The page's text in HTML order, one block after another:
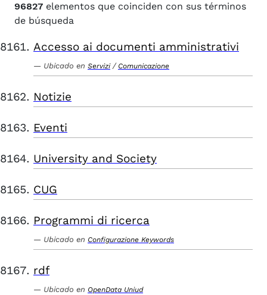
96827 elementos que coinciden con sus términos
de búsqueda
Accesso ai documenti amministrativi
Ubicado en Servizi / Comunicazione
Notizie
Eventi
University and Society
CUG
Programmi di ricerca
Ubicado en Configurazione Keywords
rdf
Ubicado en OpenData Uniud